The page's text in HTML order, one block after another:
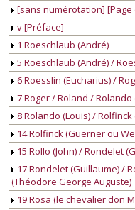
[sans numérotation] [Page
v [Préface]
1 Roeschlaub (André)
5 Roeschlaub (André) /
6 Roesslin (Eucharius) /
7 Roger / Roland / Rolando
8 Rolando (Louis) /
14 Rolfinck (Guerner ou
15 Rollo (John) / Rondelet
17 Rondelet (Guillaume) /
(Théodore George Auguste)
19 Rosa (le chevalier don